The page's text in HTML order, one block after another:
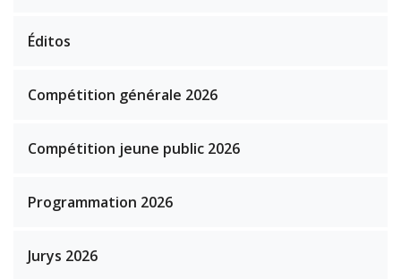
Éditos
Compétition générale 2026
Compétition jeune public 2026
Programmation 2026
Jurys 2026